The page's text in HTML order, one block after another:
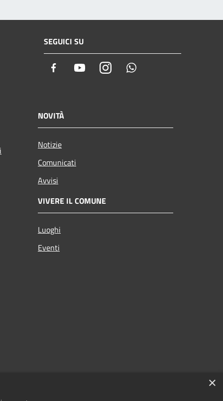
SEGUICI SU
Facebook YoutubeInstagram
NOVITÀ
Notizie
Comunicati
Avvisi
VIVERE IL COMUNE
Luoghi
Eventi
×